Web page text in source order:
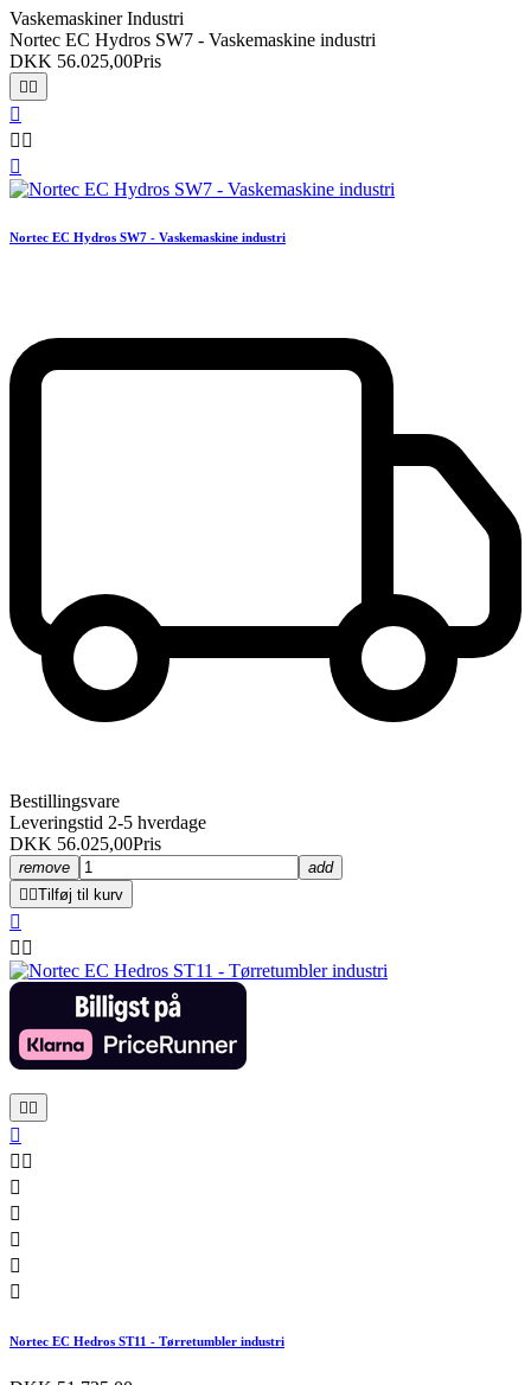
Vaskemaskiner Industri
Nortec EC Hydros SW7 - Vaskemaskine industri
DKK 56.025,00Pris
 

 

Nortec EC Hydros SW7 - Vaskemaskine industri
Bestillingsvare
Leveringstid 2-5 hverdage
DKK 56.025,00Pris
remove
add
 Tilføj til kurv

 
 

 





Nortec EC Hedros ST11 - Tørretumbler industri